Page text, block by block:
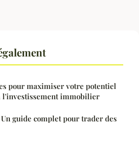
pour maximiser votre potentiel
l'investissement immobilier
guide complet pour trader des